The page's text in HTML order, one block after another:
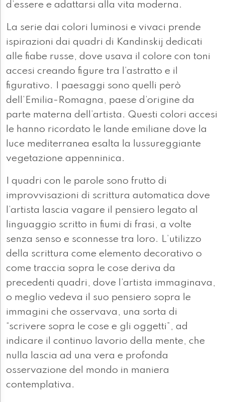
d’essere e adattarsi alla vita moderna.
La serie dai colori luminosi e vivaci prende
ispirazioni dai quadri di Kandinskij dedicati
alle fiabe russe, dove usava il colore con toni
accesi creando figure tra l’astratto e il
figurativo. I paesaggi sono quelli però
dell’Emilia-Romagna, paese d’origine da
parte materna dell’artista. Questi colori accesi
le hanno ricordato le lande emiliane dove la
luce mediterranea esalta la lussureggiante
vegetazione appenninica.
I quadri con le parole sono frutto di
improvvisazioni di scrittura automatica dove
l’artista lascia vagare il pensiero legato al
linguaggio scritto in fiumi di frasi, a volte
senza senso e sconnesse tra loro. L’utilizzo
della scrittura come elemento decorativo o
come traccia sopra le cose deriva da
precedenti quadri, dove l’artista immaginava,
o meglio vedeva il suo pensiero sopra le
immagini che osservava, una sorta di
“scrivere sopra le cose e gli oggetti”, ad
indicare il continuo lavorio della mente, che
nulla lascia ad una vera e profonda
osservazione del mondo in maniera
contemplativa.